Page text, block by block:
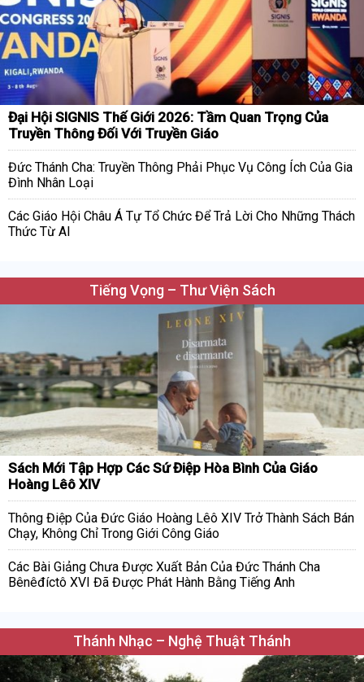
Đại Hội SIGNIS Thế Giới 2026: Tầm Quan Trọng Của
Truyền Thông Đối Với Truyền Giáo
Đức Thánh Cha: Truyền Thông Phải Phục Vụ Công Ích Của Gia
Đình Nhân Loại
Các Giáo Hội Châu Á Tự Tổ Chức Để Trả Lời Cho Những Thách
Thức Từ AI
Tiếng Vọng – Thư Viện Sách
Sách Mới Tập Hợp Các Sứ Điệp Hòa Bình Của Giáo
Hoàng Lêô XIV
Thông Điệp Của Đức Giáo Hoàng Lêô XIV Trở Thành Sách Bán
Chạy, Không Chỉ Trong Giới Công Giáo
Các Bài Giảng Chưa Được Xuất Bản Của Đức Thánh Cha
Bênêđíctô XVI Đã Được Phát Hành Bằng Tiếng Anh
Thánh Nhạc – Nghệ Thuật Thánh